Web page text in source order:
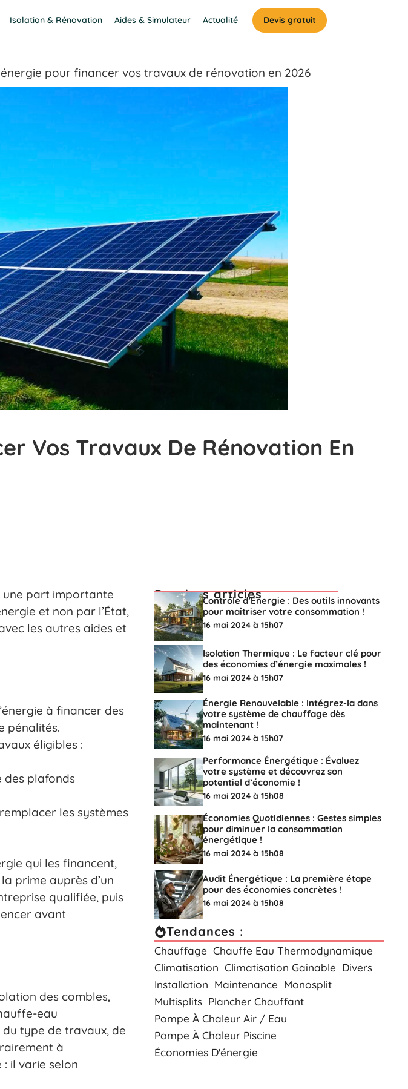
Isolation & Rénovation Aides & Simulateur Actualité Devis gratuit
énergie pour financer vos travaux de rénovation en 2026
Vos Travaux De Rénovation En
une part importante
et non par l’État,
les autres aides et
à financer des
pénalités.
éligibles :
des plafonds
les systèmes
qui les financent,
prime auprès d’un
qualifiée, puis
avant
des combles,
eau
type de travaux, de
à
: il varie selon
Derniers articles
Contrôle d’Énergie : Des outils innovants
pour maîtriser votre consommation !
16 mai 2024 à 15h07
Isolation Thermique : Le facteur clé pour
des économies d’énergie maximales !
16 mai 2024 à 15h07
Énergie Renouvelable : Intégrez-la dans
votre système de chauffage dès
maintenant !
16 mai 2024 à 15h07
Performance Énergétique : Évaluez
votre système et découvrez son
potentiel d’économie !
16 mai 2024 à 15h08
Économies Quotidiennes : Gestes simples
pour diminuer la consommation
énergétique !
16 mai 2024 à 15h08
Audit Énergétique : La première étape
pour des économies concrètes !
16 mai 2024 à 15h08
Tendances :
Chauffage Chauffe Eau Thermodynamique
Climatisation Climatisation Gainable Divers
Installation Maintenance Monosplit
Multisplits Plancher Chauffant
Pompe À Chaleur Air / Eau
Pompe À Chaleur Piscine
Économies D'énergie